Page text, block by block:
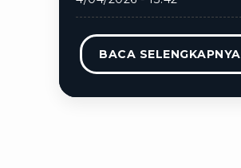
BACA SELENGKAPNYA